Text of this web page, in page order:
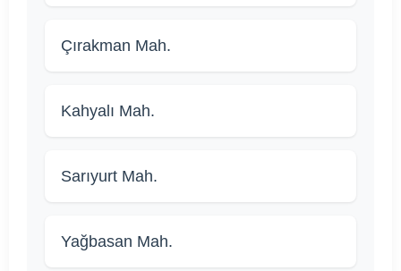
Çırakman Mah.
Kahyalı Mah.
Sarıyurt Mah.
Yağbasan Mah.